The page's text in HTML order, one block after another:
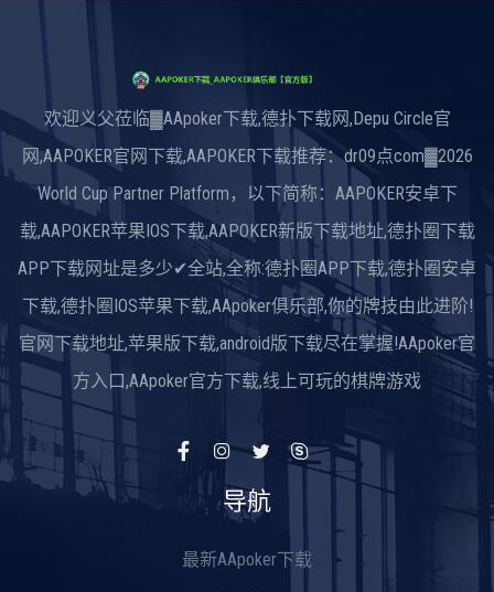
欢迎义父莅临▓AApoker下载,德扑下载网,Depu Circle官
网,AAPOKER官网下载,AAPOKER下载推荐：dr09点com▓2026
World Cup Partner Platform，以下简称：AAPOKER安卓下
载,AAPOKER苹果IOS下载,AAPOKER新版下载地址,德扑圈下载
APP下载网址是多少✔全站,全称:德扑圈APP下载,德扑圈安卓
下载,德扑圈IOS苹果下载,AApoker俱乐部,你的牌技由此进阶!
官网下载地址,苹果版下载,android版下载尽在掌握!AApoker官
方入口,AApoker官方下载,线上可玩的棋牌游戏
导航
最新AApoker下载